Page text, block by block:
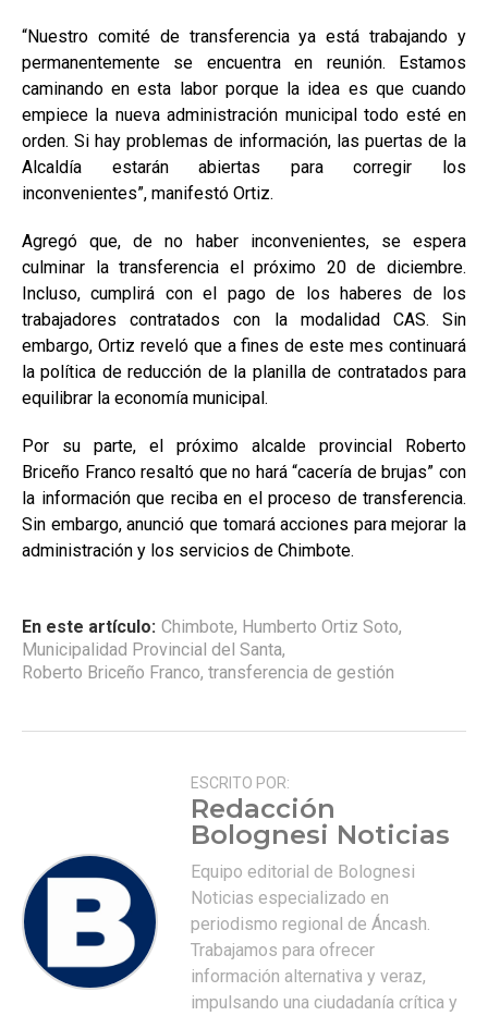
“Nuestro comité de transferencia ya está trabajando y
permanentemente se encuentra en reunión. Estamos
caminando en esta labor porque la idea es que cuando
empiece la nueva administración municipal todo esté en
orden. Si hay problemas de información, las puertas de la
Alcaldía estarán abiertas para corregir los
inconvenientes”, manifestó Ortiz.
Agregó que, de no haber inconvenientes, se espera
culminar la transferencia el próximo 20 de diciembre.
Incluso, cumplirá con el pago de los haberes de los
trabajadores contratados con la modalidad CAS. Sin
embargo, Ortiz reveló que a fines de este mes continuará
la política de reducción de la planilla de contratados para
equilibrar la economía municipal.
Por su parte, el próximo alcalde provincial Roberto
Briceño Franco resaltó que no hará “cacería de brujas” con
la información que reciba en el proceso de transferencia.
Sin embargo, anunció que tomará acciones para mejorar la
administración y los servicios de Chimbote.
En este artículo: Chimbote, Humberto Ortiz Soto,
Municipalidad Provincial del Santa,
Roberto Briceño Franco, transferencia de gestión
ESCRITO POR:
Redacción
Bolognesi Noticias
Equipo editorial de Bolognesi
Noticias especializado en
periodismo regional de Áncash.
Trabajamos para ofrecer
información alternativa y veraz,
impulsando una ciudadanía crítica y